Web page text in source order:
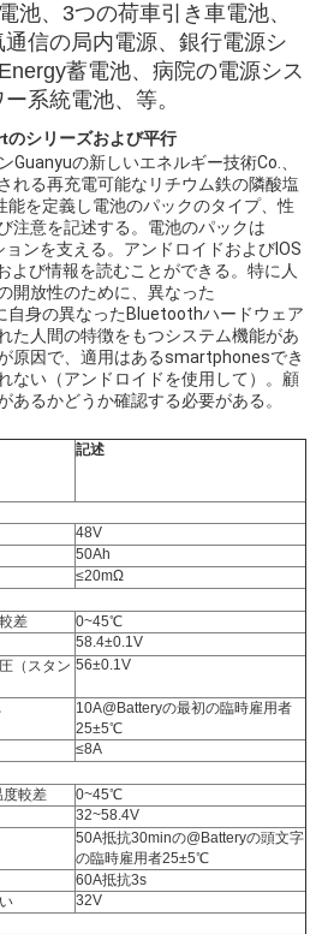
池、3つの荷車引き車電池、
信の局内電源、銀行電源シ
蓄電池、病院の電源シス
系統電池、等。
シリーズおよび平行
Guanyuの新しいエネルギー技術Co.、
れる再充電可能なリチウム鉄の隣酸塩
能を定義し電池のパックのタイプ、性
注意を記述する。電池のパックは
ンを支える。アンドロイドおよびIOS
よび情報を読むことができる。特に人
開放性のために、異なった
身の異なったBluetoothハードウェア
た人間の特徴をもつシステム機能があ
原因で、適用はあるsmartphonesでき
ない（アンドロイドを使用して）。顧
あるかどうか確認する必要がある。
記述
48V
50Ah
≤20mΩ
差
0~45℃
58.4±0.1V
（スタン 56±0.1V
10A@Batteryの最初の臨時雇用者
25±5℃
≤8A
較差
0~45℃
32~58.4V
50A抵抗30minの@Batteryの頭文字
の臨時雇用者25±5℃
60A抵抗3s
32V